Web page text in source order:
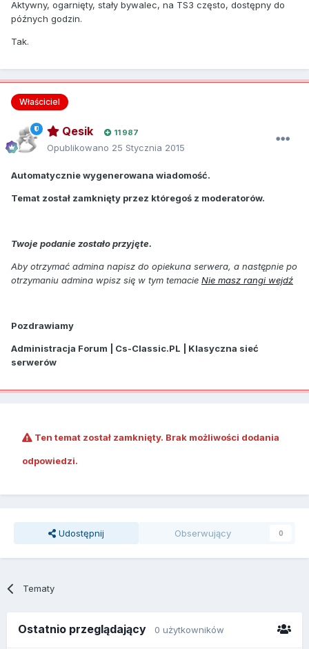
Aktywny, ogarnięty, stały bywalec, na TS3 często, dostępny do
późnych godzin.
Tak.
Właściciel
Qesik 11 987
Opublikowano 25 Stycznia 2015
Automatycznie wygenerowana wiadomość.
Temat został zamknięty przez któregoś z moderatorów.
Twoje podanie zostało przyjęte.
Aby otrzymać admina napisz do opiekuna serwera, a następnie po
otrzymaniu admina wpisz się w tym temacie Nie masz rangi wejdź
Pozdrawiamy
Administracja Forum | Cs-Classic.PL | Klasyczna sieć
serwerów
Ten temat został zamknięty. Brak możliwości dodania
odpowiedzi.
Udostępnij Obserwujący 0
Tematy
Ostatnio przeglądający 0 użytkowników